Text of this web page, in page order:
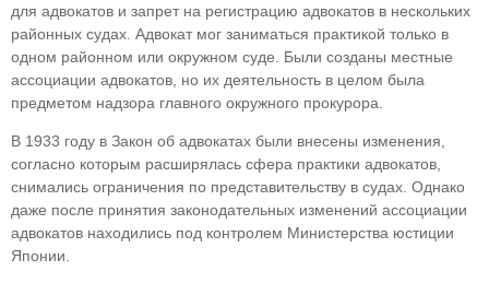
для адвокатов и запрет на регистрацию адвокатов в нескольких
районных судах. Адвокат мог заниматься прак­тикой только в
одном районном или окружном суде. Были созданы местные
ассоциации адвока­тов, но их деятельность в целом была
предметом надзора главного окружного прокурора.
В 1933 году в Закон об адвокатах были внесены изменения,
согласно которым расширялась сфе­ра практики адвокатов,
снимались ограничения по представительству в судах. Однако
даже после принятия законодательных изменений ассоциа­ции
адвокатов находились под контролем Мини­стерства юстиции
Японии.